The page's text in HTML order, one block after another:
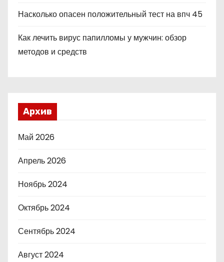
Насколько опасен положительный тест на впч 45
Как лечить вирус папилломы у мужчин: обзор
методов и средств
Архив
Май 2026
Апрель 2026
Ноябрь 2024
Октябрь 2024
Сентябрь 2024
Август 2024